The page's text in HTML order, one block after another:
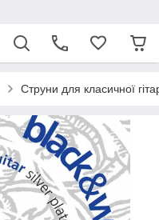
Струни для класичної